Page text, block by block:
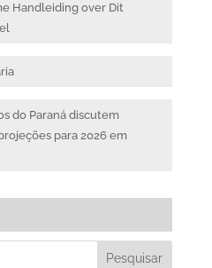
Handleiding over Dit
do Paraná discutem
para 2026 em